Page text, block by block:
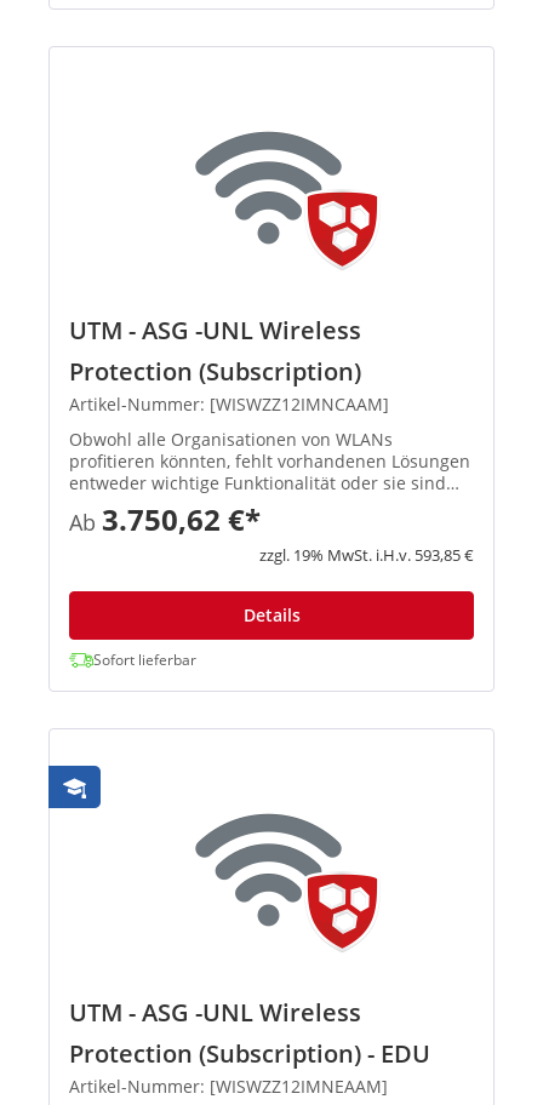
UTM - ASG -UNL Wireless
Protection (Subscription)
Artikel-Nummer: [WISWZZ12IMNCAAM]
Obwohl alle Organisationen von WLANs
profitieren könnten, fehlt vorhandenen Lösungen
entweder wichtige Funktionalität oder sie sind
teuer und schwierig zu verwalten. Astaro
Wireless Security ist ein neuer Ansatz, der den
Betrieb sicherer und zuverläs...
Ab 3.750,62 €*
zzgl. 19% MwSt. i.H.v. 593,85 €
Details
Sofort lieferbar
UTM - ASG -UNL Wireless
Protection (Subscription) - EDU
Artikel-Nummer: [WISWZZ12IMNEAAM]